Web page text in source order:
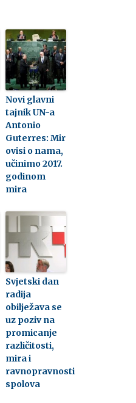
Novi glavni
tajnik UN-a
Antonio
Guterres: Mir
ovisi o nama,
učinimo 2017.
godinom
mira
Svjetski dan
radija
obilježava se
uz poziv na
promicanje
različitosti,
mira i
ravnopravnosti
spolova